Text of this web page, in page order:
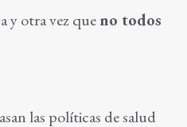
y otra vez queno todos
las políticas de salud